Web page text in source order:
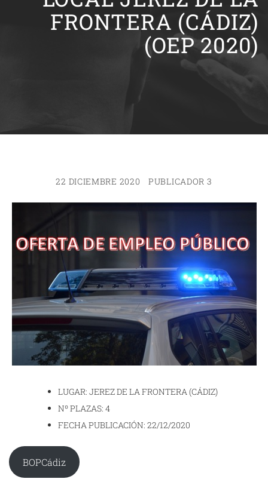
FRONTERA (CÁDIZ)
(OEP 2020)
22 DICIEMBRE 2020 PUBLICADOR 3
LUGAR: JEREZ DE LA FRONTERA (CÁDIZ)
Nº PLAZAS: 4
FECHA PUBLICACIÓN: 22/12/2020
BOPCádiz